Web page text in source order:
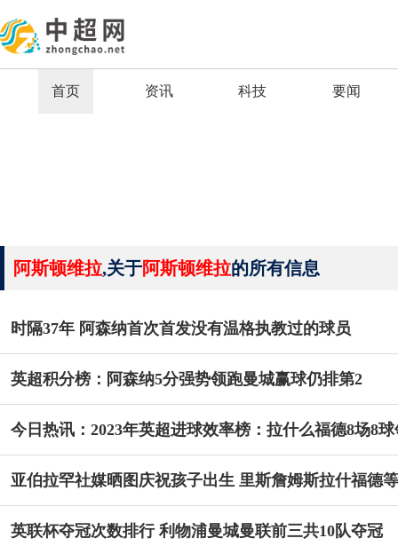
首页 资讯 科技 要闻
阿斯顿维拉,关于阿斯顿维拉的所有信息
时隔37年 阿森纳首次首发没有温格执教过的球员
英超积分榜：阿森纳5分强势领跑曼城赢球仍排第2
今日热讯：2023年英超进球效率榜：拉什么福德8场8
亚伯拉罕社媒晒图庆祝孩子出生 里斯詹姆斯拉什福德
英联杯夺冠次数排行 利物浦曼城曼联前三共10队夺冠